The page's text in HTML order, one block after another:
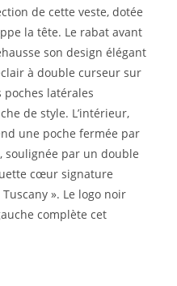
de cette veste, dotée
la tête. Le rabat avant
son design élégant
à double curseur sur
latérales
de style. L’intérieur,
une poche fermée par
par un double
cœur signature
». Le logo noir
complète cet